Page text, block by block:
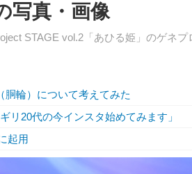
写真・画像
STAGE vol.2「あひる姫」のゲネ
胴輪）について考えてみた
リ20代の今インスタ始めてみます」
起用